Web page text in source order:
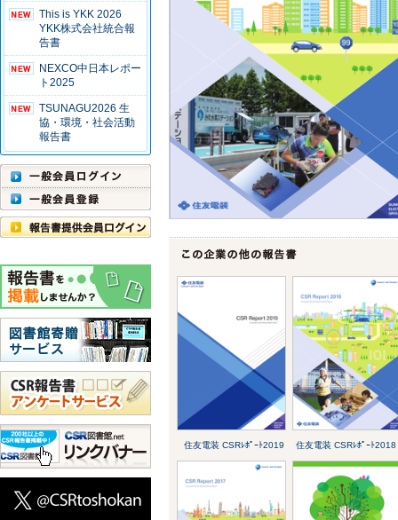
This is YKK 2026
YKK株式会社統合報
告書
NEXCO中日本レポー
ト2025
TSUNAGU2026 生
協・環境・社会活動
報告書
住友電装 CSRﾚﾎﾟｰﾄ2019 住友電装 CSRﾚﾎﾟｰﾄ2018